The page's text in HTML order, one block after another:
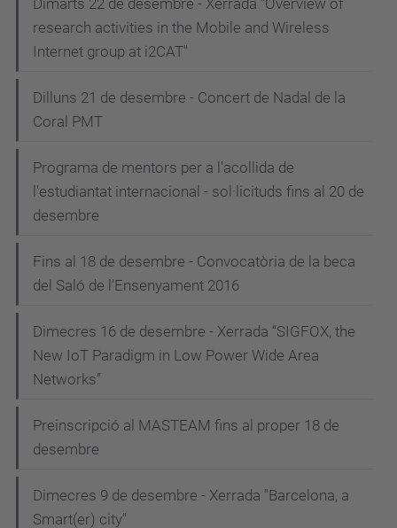
Dimarts 22 de desembre - Xerrada "Overview of
research activities in the Mobile and Wireless
Internet group at i2CAT"
Dilluns 21 de desembre - Concert de Nadal de la
Coral PMT
Programa de mentors per a l'acollida de
l'estudiantat internacional - sol·licituds fins al 20 de
desembre
Fins al 18 de desembre - Convocatòria de la beca
del Saló de l'Ensenyament 2016
Dimecres 16 de desembre - Xerrada “SIGFOX, the
New IoT Paradigm in Low Power Wide Area
Networks”
Preinscripció al MASTEAM fins al proper 18 de
desembre
Dimecres 9 de desembre - Xerrada "Barcelona, a
Smart(er) city"